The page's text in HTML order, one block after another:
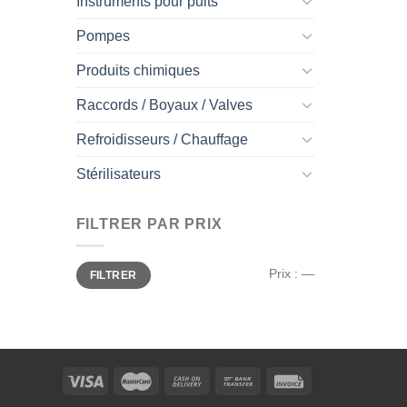
Pompes
Produits chimiques
Raccords / Boyaux / Valves
Refroidisseurs / Chauffage
Stérilisateurs
FILTRER PAR PRIX
Prix
min
Prix
maxFILTRER Prix : —